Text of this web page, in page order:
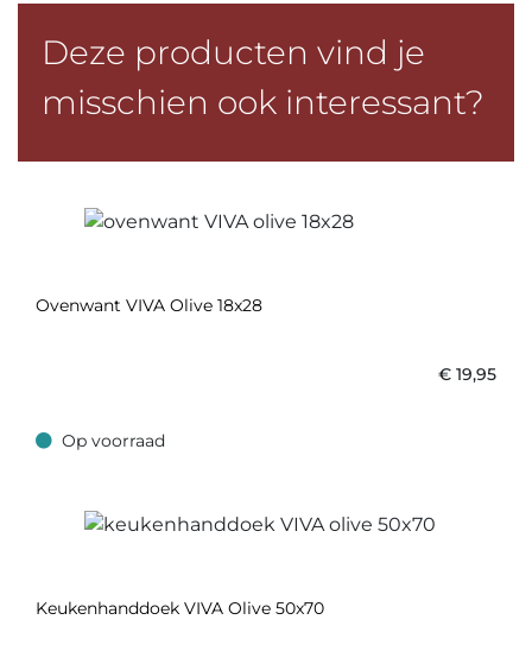
Deze producten vind je
misschien ook interessant?
Ovenwant VIVA Olive 18x28
€ 19,95
Op voorraad
Op voorraad
Keukenhanddoek VIVA Olive 50x70